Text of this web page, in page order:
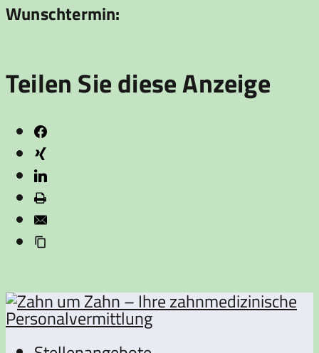
Wunschtermin:
Teilen Sie diese Anzeige